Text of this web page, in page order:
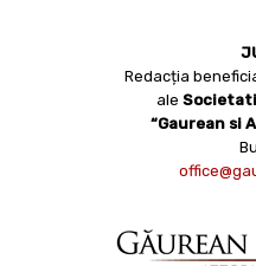
Redacția
ale
“Gaurean si